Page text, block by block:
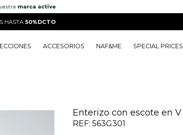
HASTA 50%DCTO
ACCESORIOS NAF&ME SPECIAL PRICES
Enterizo con escote en V
REF:563G301